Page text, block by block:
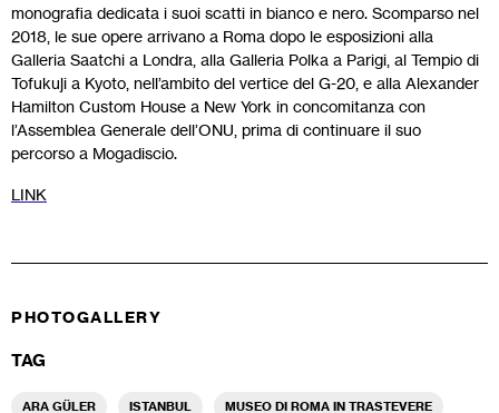
monografia dedicata i suoi scatti in bianco e nero. Scomparso nel
2018, le sue opere arrivano a Roma dopo le esposizioni alla
Galleria Saatchi a Londra, alla Galleria Polka a Parigi, al Tempio di
Tofukuji a Kyoto, nell’ambito del vertice del G-20, e alla Alexander
Hamilton Custom House a New York in concomitanza con
l’Assemblea Generale dell’ONU, prima di continuare il suo
percorso a Mogadiscio.
LINK
PHOTOGALLERY
TAG
ARA GÜLER ISTANBUL MUSEO DI ROMA IN TRASTEVERE